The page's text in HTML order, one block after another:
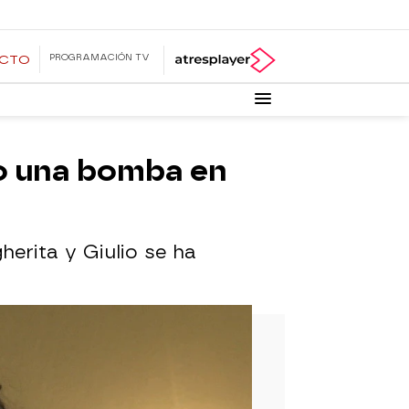
PROGRAMACIÓN TV
una bomba en
y Giulio se ha